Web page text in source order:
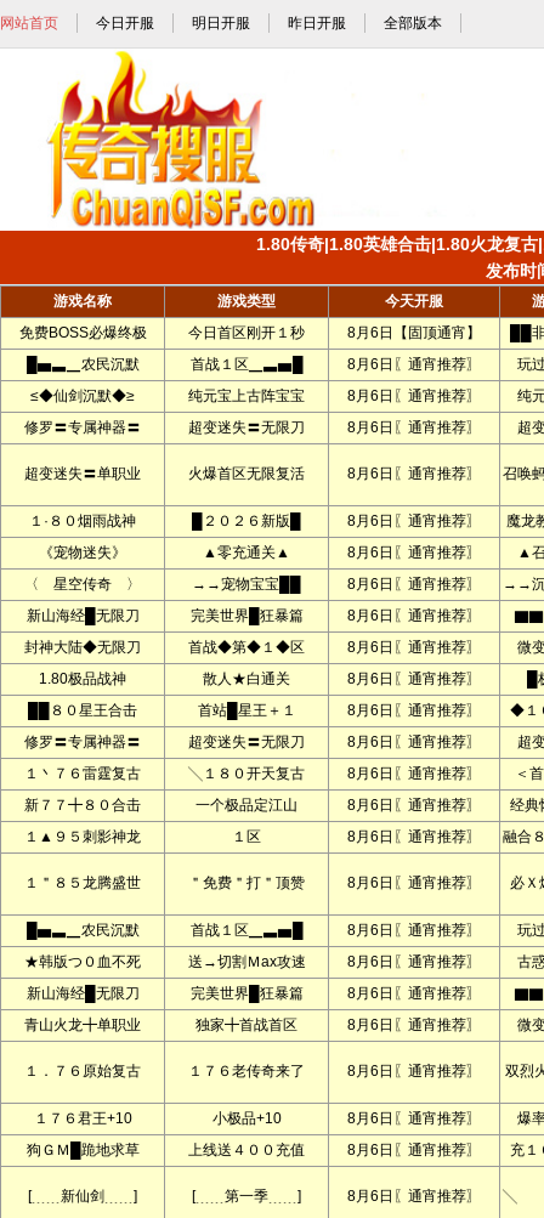
网站首页 今日开服 明日开服 昨日开服 全部版本
1.80传奇|1.80英雄合击|1.80火龙复
发布时
游戏名称 游戏类型 今天开服
免费BOSS必爆终极
今日首区刚开１秒 8月6日【固顶通宵】
██
█▅▃▁农民沉默
首战１区▁▃▅█ 8月6日〖通宵推荐〗
玩
≤◆仙剑沉默◆≥
纯元宝上古阵宝宝 8月6日〖通宵推荐〗
纯
修罗〓专属神器〓
超变迷失〓无限刀 8月6日〖通宵推荐〗 超
超变迷失〓单职业 火爆首区无限复活 8月6日〖通宵推荐〗 召唤
１·８０烟雨战神 █２０２６新版█ 8月6日〖通宵推荐〗
魔龙
《宠物迷失》
▲零充通关▲ 8月6日〖通宵推荐〗
▲
〈 星空传奇 〉
→→宠物宝宝██ 8月6日〖通宵推荐〗
→→
新山海经█无限刀
完美世界█狂暴篇 8月6日〖通宵推荐〗
封神大陆◆无限刀
首战◆第◆１◆区 8月6日〖通宵推荐〗
微
1.80极品战神
散人★白通关 8月6日〖通宵推荐〗
██８０星王合击
首站█星王＋１ 8月6日〖通宵推荐〗
◆１
修罗〓专属神器〓
超变迷失〓无限刀 8月6日〖通宵推荐〗
超
１丶７６雷霆复古
╲１８０开天复古 8月6日〖通宵推荐〗
＜
新７７╋８０合击
一个极品定江山 8月6日〖通宵推荐〗
经
１▲９５刺影神龙
１区 8月6日〖通宵推荐〗 融合
１＂８５龙腾盛世 ＂免费＂打＂顶赞 8月6日〖通宵推荐〗 必Ｘ
█▅▃▁农民沉默 首战１区▁▃▅█ 8月6日〖通宵推荐〗
玩
★韩版つ０血不死
送→切割Ｍax攻速 8月6日〖通宵推荐〗
古
新山海经█无限刀
完美世界█狂暴篇 8月6日〖通宵推荐〗
青山火龙╋单职业
独家╋首战首区 8月6日〖通宵推荐〗 微
１．７６原始复古 １７６老传奇来了 8月6日〖通宵推荐〗 双烈
１７６君王+10 小极品+10 8月6日〖通宵推荐〗
爆
狗ＧＭ█跪地求草
上线送４００充值 8月6日〖通宵推荐〗 充１
[﹍﹍新仙剑﹍﹍] [﹍﹍第一季﹍﹍] 8月6日〖通宵推荐〗 ╲